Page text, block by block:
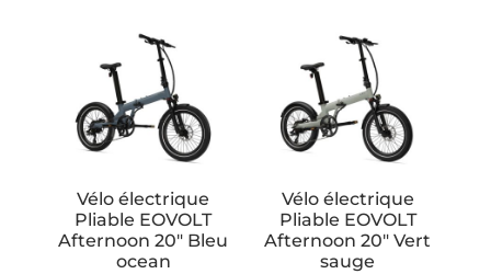
Vélo électrique
Pliable EOVOLT
Afternoon 20″ Bleu
ocean
Vélo électrique
Pliable EOVOLT
Afternoon 20″ Vert
sauge